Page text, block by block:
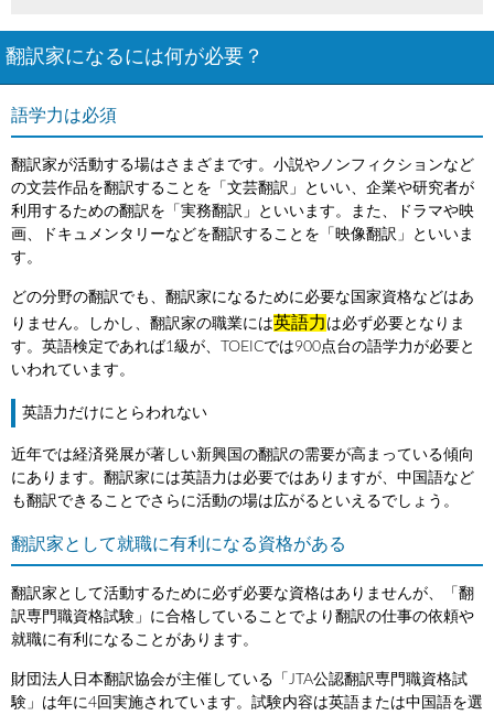
翻訳家になるには何が必要？
語学力は必須
翻訳家が活動する場はさまざまです。小説やノンフィクションなど
の文芸作品を翻訳することを「文芸翻訳」といい、企業や研究者が
利用するための翻訳を「実務翻訳」といいます。また、ドラマや映
画、ドキュメンタリーなどを翻訳することを「映像翻訳」といいま
す。
どの分野の翻訳でも、翻訳家になるために必要な国家資格などはあ
りません。しかし、翻訳家の職業には英語力 は必ず必要となりま
す。英語検定であれば1級が、TOEICでは900点台の語学力が必要と
いわれています。
英語力だけにとらわれない
近年では経済発展が著しい新興国の翻訳の需要が高まっている傾向
にあります。翻訳家には英語力は必要ではありますが、中国語など
も翻訳できることでさらに活動の場は広がるといえるでしょう。
翻訳家として就職に有利になる資格がある
翻訳家として活動するために必ず必要な資格はありませんが、「翻
訳専門職資格試験」に合格していることでより翻訳の仕事の依頼や
就職に有利になることがあります。
財団法人日本翻訳協会が主催している「JTA公認翻訳専門職資格試
験」は年に4回実施されています。試験内容は英語または中国語を選